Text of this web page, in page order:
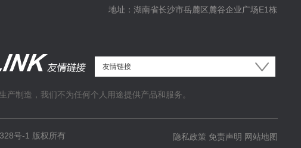
地址：湖南省长沙市岳麓区麓谷企业广场E1栋
制造，我们不为任何个人用途提供产品和服务。
号-1 版权所有 隐私政策 免责声明 网站地图